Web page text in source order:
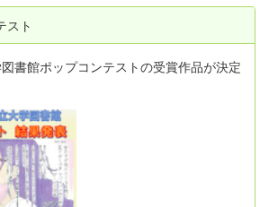
スト
書館ポップコンテストの受賞作品が決定